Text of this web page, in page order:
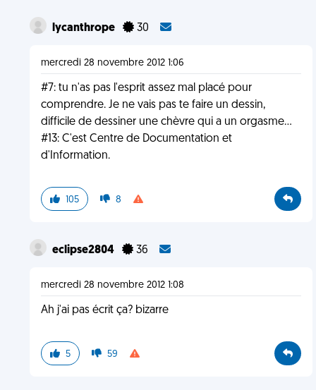
lycanthrope 30
mercredi 28 novembre 2012 1:06
#7: tu n'as pas l'esprit assez mal placé pour
comprendre. Je ne vais pas te faire un dessin,
difficile de dessiner une chèvre qui a un orgasme...
#13: C'est Centre de Documentation et
d'Information.
105 8
eclipse2804 36
mercredi 28 novembre 2012 1:08
Ah j'ai pas écrit ça? bizarre
5 59